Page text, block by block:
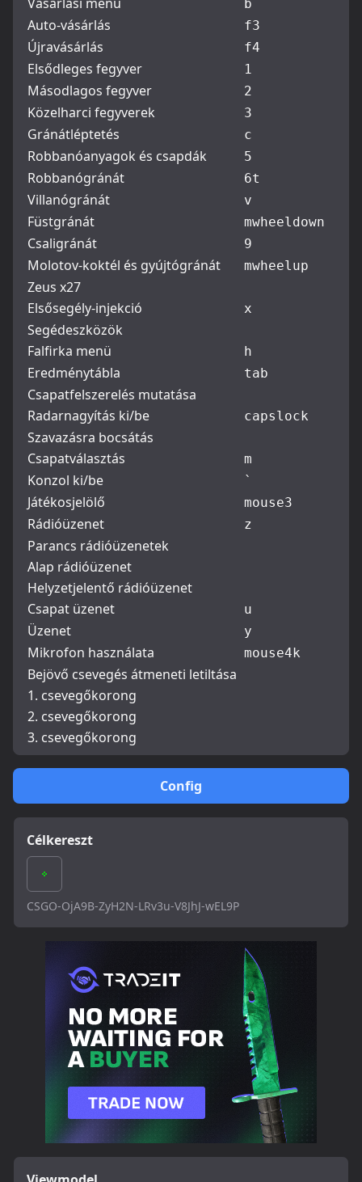
Config
Célkereszt
CSGO-OjA9B-ZyH2N-LRv3u-V8JhJ-wEL9P
b
Auto-vásárlás f3
Újravásárlás f4
Elsődleges fegyver 1
Másodlagos fegyver 2
Közelharci fegyverek 3
Gránátléptetés c
Robbanóanyagok és csapdák 5
Robbanógránát 6t
Villanógránát v
Füstgránát mwheeldown
Csaligránát 9
Molotov-koktél és gyújtógránát mwheelup
Zeus x27
Elsősegély-injekció
x
Segédeszközök
Falfirka menü
h
Eredménytábla tab
Csapatfelszerelés mutatása
Radarnagyítás ki/be
capslock
Szavazásra bocsátás
Csapatválasztás
m
Konzol ki/be `
Játékosjelölő mouse3
Rádióüzenet z
Parancs rádióüzenetek
Alap rádióüzenet
Helyzetjelentő rádióüzenet
Csapat üzenet
u
Üzenet y
Mikrofon használata mouse4k
Bejövő csevegés átmeneti letiltása
1. csevegőkorong
2. csevegőkorong
3. csevegőkorong